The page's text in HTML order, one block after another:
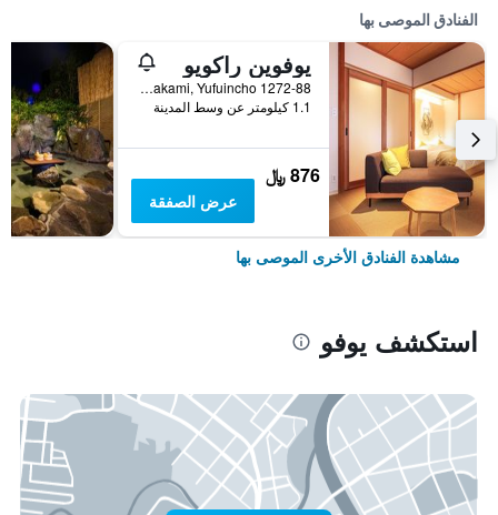
الفنادق الموصى بها
يوفوين راكويو
1272-88 Kawakami, Yufuincho, يوفو, اليابان
1.1 كيلومتر عن وسط المدينة
876 ﷼
عرض الصفقة
مشاهدة الفنادق الأخرى الموصى بها
استكشف يوفو